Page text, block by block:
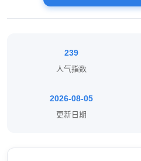
239
人气指数
2026-08-05
更新日期